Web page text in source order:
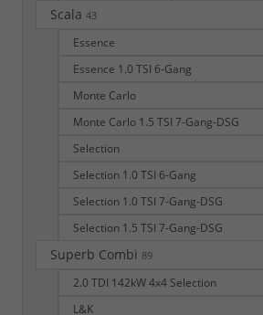
Scala 43
Essence
Essence 1.0 TSI 6-Gang
Monte Carlo
Monte Carlo 1.5 TSI 7-Gang-DSG
Selection
Selection 1.0 TSI 6-Gang
Selection 1.0 TSI 7-Gang-DSG
Selection 1.5 TSI 7-Gang-DSG
Superb Combi 89
2.0 TDI 142kW 4x4 Selection
L&K